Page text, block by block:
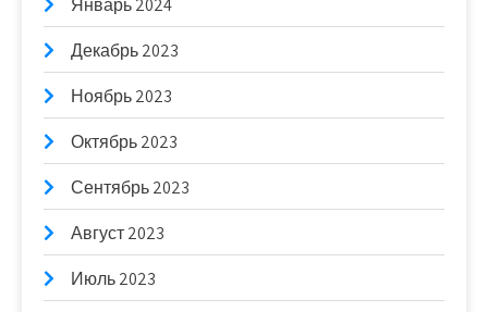
Январь 2024
Декабрь 2023
Ноябрь 2023
Октябрь 2023
Сентябрь 2023
Август 2023
Июль 2023